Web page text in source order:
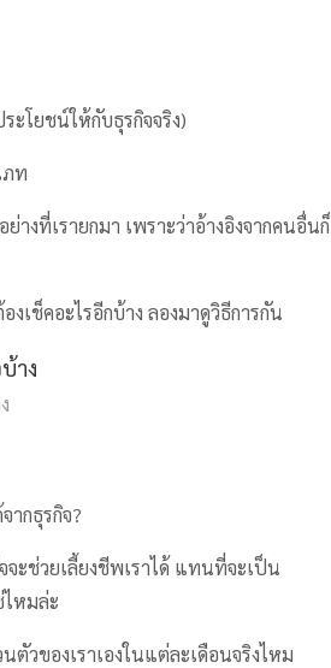
ะโยชน์ให้กับธุรกิจจริง)
ท
งที่เรายกมา เพราะว่าอ้างอิงจากคนอื่นก็
เช็คอะไรอีกบ้าง ลองมาดูวิธีการกัน
ากธุรกิจ?
จะช่วยเลี้ยงชีพเราได้ แทนที่จะเป็น
หมล่ะ
ตัวของเราเองในแต่ละเดือนจริงไหม